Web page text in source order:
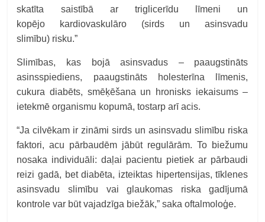
skatīta saistībā ar triglicerīdu līmeni un
kopējo kardiovaskulāro (sirds un asinsvadu
slimību) risku.”
Slimības, kas bojā asinsvadus – paaugstināts
asinsspiediens, paaugstināts holesterīna līmenis,
cukura diabēts, smēķēšana un hronisks iekaisums –
ietekmē organismu kopumā, tostarp arī acis.
“Ja cilvēkam ir zināmi sirds un asinsvadu slimību riska
faktori, acu pārbaudēm jābūt regulārām. To biežumu
nosaka individuāli: daļai pacientu pietiek ar pārbaudi
reizi gadā, bet diabēta, izteiktas hipertensijas, tīklenes
asinsvadu slimību vai glaukomas riska gadījumā
kontrole var būt vajadzīga biežāk,” saka oftalmoloģe.